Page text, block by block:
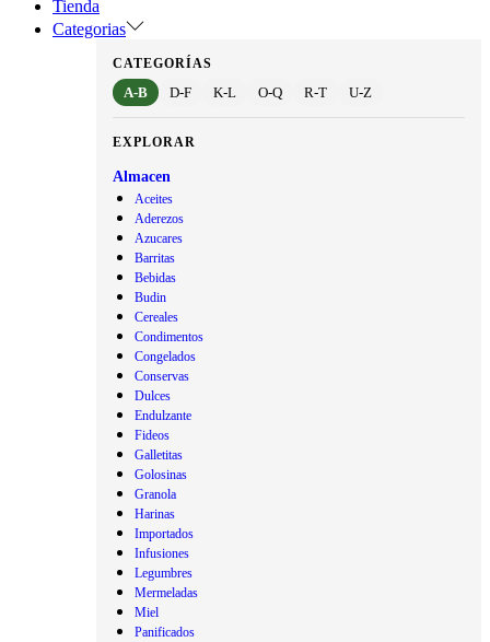
Tienda
Categorias
CATEGORÍAS
A-B D-F K-L O-Q R-T U-Z
EXPLORAR
Almacen
Aceites
Aderezos
Azucares
Barritas
Bebidas
Budin
Cereales
Condimentos
Congelados
Conservas
Dulces
Endulzante
Fideos
Galletitas
Golosinas
Granola
Harinas
Importados
Infusiones
Legumbres
Mermeladas
Miel
Panificados